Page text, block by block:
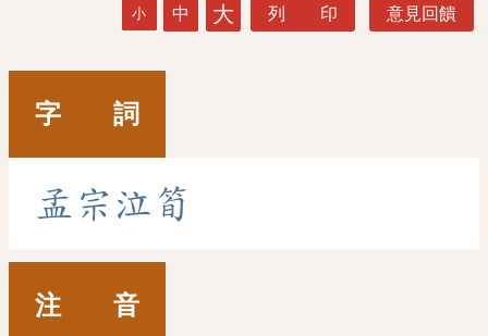
小 中 大 列 印 意見回饋
字 詞
孟 宗 泣 筍
注 音